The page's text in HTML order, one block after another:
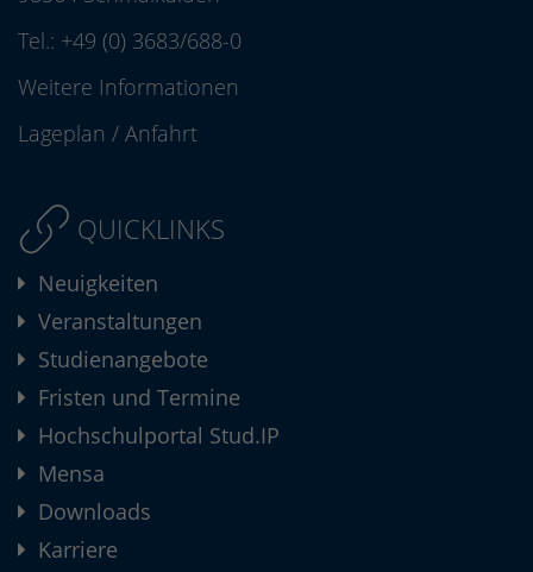
Tel.: +49 (0) 3683/688-0
Weitere Informationen
Lageplan / Anfahrt
QUICKLINKS
Neuigkeiten
Veranstaltungen
Studienangebote
Fristen und Termine
Hochschulportal Stud.IP
Mensa
Downloads
Karriere